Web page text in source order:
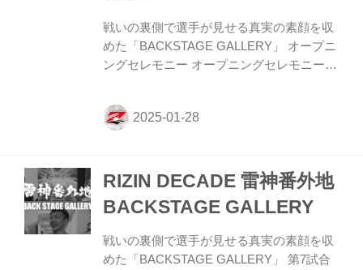
戦いの裏側で選手が見せる真実の素顔を収
めた「BACKSTAGE GALLERY」 オープニ
ングセレモニー オープニングセレモニー5
合／神龍誠 vs. ホセ・トーレス9 第4試合／
矢地祐介 vs. 桜庭大世 第4試合／矢地祐介
14 第2試合／貴賢神 vs. エドポロキング 第
合／大雅 vs. 梅野源治 第1試合／大雅 vs.
梅野源治10 第0試合／RIZIN甲子園 決勝戦
横内三旺 vs....
RIZIN DECADE 雷神番外地
BACKSTAGE GALLERY
戦いの裏側で選手が見せる真実の素顔を収
めた「BACKSTAGE GALLERY」 第7試合